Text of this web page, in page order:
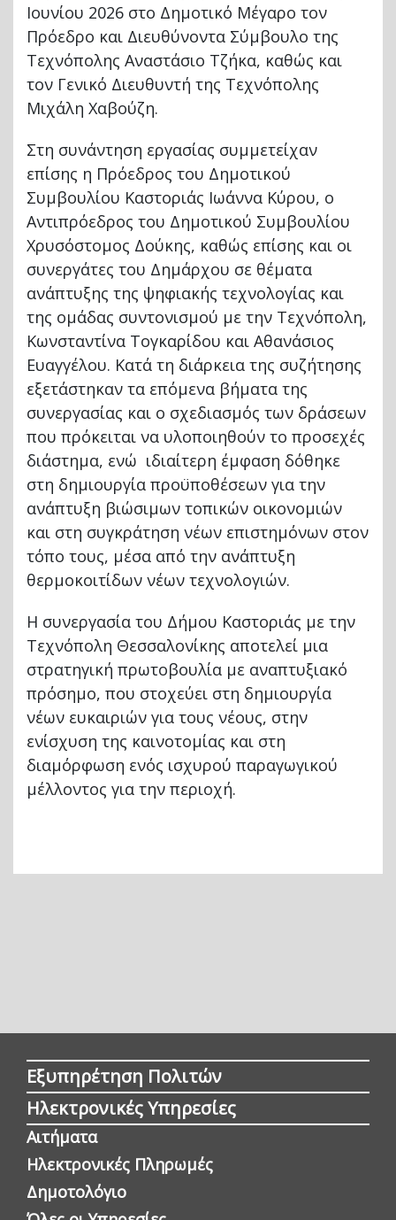
Ιουνίου 2026 στο Δημοτικό Μέγαρο τον
Πρόεδρο και Διευθύνοντα Σύμβουλο της
Τεχνόπολης Αναστάσιο Τζήκα, καθώς και
τον Γενικό Διευθυντή της Τεχνόπολης
Μιχάλη Χαβούζη.
Στη συνάντηση εργασίας συμμετείχαν
επίσης η Πρόεδρος του Δημοτικού
Συμβουλίου Καστοριάς Ιωάννα Κύρου, ο
Αντιπρόεδρος του Δημοτικού Συμβουλίου
Χρυσόστομος Δούκης, καθώς επίσης και οι
συνεργάτες του Δημάρχου σε θέματα
ανάπτυξης της ψηφιακής τεχνολογίας και
της ομάδας συντονισμού με την Τεχνόπολη,
Κωνσταντίνα Τογκαρίδου και Αθανάσιος
Ευαγγέλου. Κατά τη διάρκεια της συζήτησης
εξετάστηκαν τα επόμενα βήματα της
συνεργασίας και ο σχεδιασμός των δράσεων
που πρόκειται να υλοποιηθούν το προσεχές
διάστημα, ενώ ιδιαίτερη έμφαση δόθηκε
στη δημιουργία προϋποθέσεων για την
ανάπτυξη βιώσιμων τοπικών οικονομιών
και στη συγκράτηση νέων επιστημόνων στον
τόπο τους, μέσα από την ανάπτυξη
θερμοκοιτίδων νέων τεχνολογιών.
Η συνεργασία του Δήμου Καστοριάς με την
Τεχνόπολη Θεσσαλονίκης αποτελεί μια
στρατηγική πρωτοβουλία με αναπτυξιακό
πρόσημο, που στοχεύει στη δημιουργία
νέων ευκαιριών για τους νέους, στην
ενίσχυση της καινοτομίας και στη
διαμόρφωση ενός ισχυρού παραγωγικού
μέλλοντος για την περιοχή.
Εξυπηρέτηση Πολιτών
Ηλεκτρονικές Υπηρεσίες
Αιτήματα
Ηλεκτρονικές Πληρωμές
Δημοτολόγιο